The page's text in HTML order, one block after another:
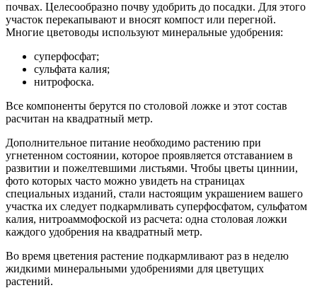
почвах. Целесообразно почву удобрить до посадки. Для этого
участок перекапывают и вносят компост или перегной.
Многие цветоводы используют минеральные удобрения:
суперфосфат;
сульфата калия;
нитрофоска.
Все компоненты берутся по столовой ложке и этот состав
расчитан на квадратный метр.
Дополнительное питание необходимо растению при
угнетенном состоянии, которое проявляется отставанием в
развитии и пожелтевшими листьями. Чтобы цветы циннии,
фото которых часто можно увидеть на страницах
специальных изданий, стали настоящим украшением вашего
участка их следует подкармливать суперфосфатом, сульфатом
калия, нитроаммофоской из расчета: одна столовая ложки
каждого удобрения на квадратный метр.
Во время цветения растение подкармливают раз в неделю
жидкими минеральными удобрениями для цветущих
растений.